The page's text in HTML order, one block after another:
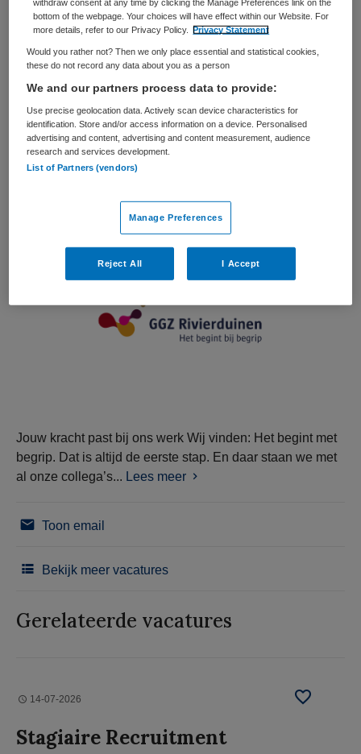
ERVARING
Ervaren
DIENSTVERBAND
Niet nader bepaald
Vacature niet beschikbaar
Deze vacature Manager behandelzaken acute
opnameklinieken bij GGZ Rivierduinen is niet meer
actueel. Hieronder staan enkele vergelijkbare vacatures
die voor u wellicht interessant zijn.
Jouw kracht past bij ons werk Wij vinden: Het begint met
begrip. Dat is altijd de eerste stap. En daar staan we met
al onze collega’s... Lees meer
Toon email
Bekijk meer vacatures
Gerelateerde vacatures
14-07-2026
Stagiaire Recruitment
withdraw consent at any time by clicking the Manage Preferences link on the
bottom of the webpage. Your choices will have effect within our Website. For
more details, refer to our Privacy Policy.
Privacy Statement
Would you rather not? Then we only place essential and statistical cookies,
these do not record any data about you as a person
We and our partners process data to provide:
Use precise geolocation data. Actively scan device characteristics for
identification. Store and/or access information on a device. Personalised
advertising and content, advertising and content measurement, audience
research and services development.
List of Partners (vendors)
Manage Preferences
Reject All I Accept